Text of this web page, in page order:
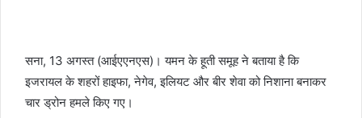
सना, 13 अगस्त (आईएएनएस)। यमन के हूती समूह ने बताया है कि
इजरायल के शहरों हाइफा, नेगेव, इलियट और बीर शेवा को निशाना बनाकर
चार ड्रोन हमले किए गए।